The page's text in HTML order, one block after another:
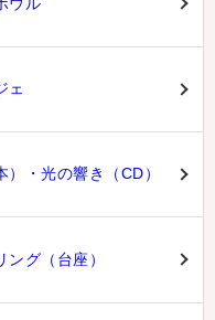
ェ
・光の響き（CD）
グ（台座）